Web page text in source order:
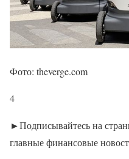
Фото: theverge.com
4
►Подписывайтесь на
главные финансовые